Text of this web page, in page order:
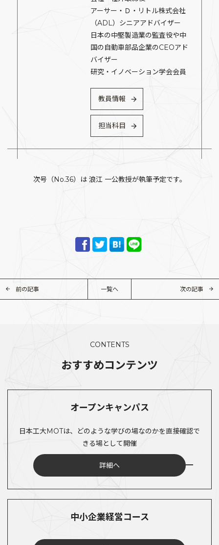
アーサー・Ｄ・リトル株式会社
（ADL）シニアアドバイザー
日本の中堅製造業の監査役や中
国の自動車部品企業のCEOアド
バイザー
研究・イノベーション学会会員
教員情報
担当科目
次号（No.36）は 浪江 一公教授が執筆予定です。
前の記事 一覧へ 次の記事
CONTENTS
おすすめコンテンツ
オープンキャンパス
日本工大MOTは、どのような学びの場なのかを直接確認で
きる場として開催
詳細へ
中小企業経営コース